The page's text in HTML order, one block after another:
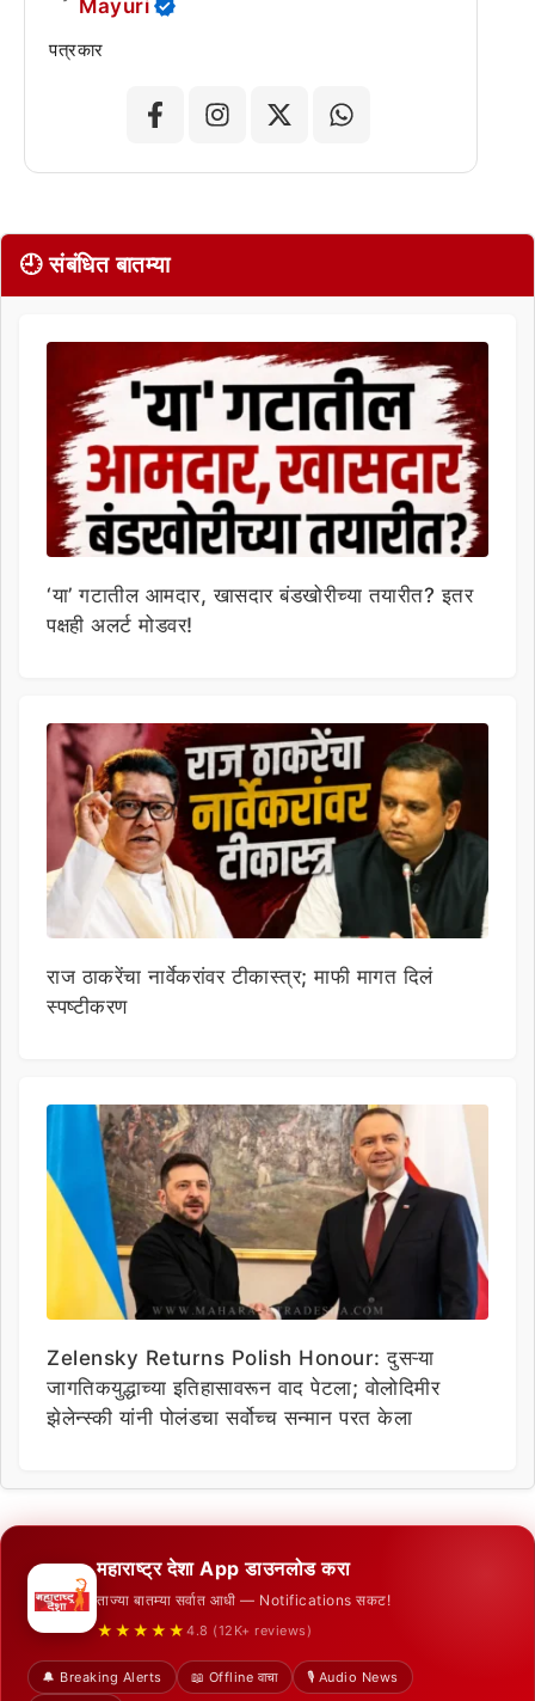
Mayuri
पत्रकार
🕘 संबंधित बातम्या
‘या’ गटातील आमदार, खासदार बंडखोरीच्या तयारीत? इतर
पक्षही अलर्ट मोडवर!
राज ठाकरेंचा नार्वेकरांवर टीकास्त्र; माफी मागत दिलं
स्पष्टीकरण
Zelensky Returns Polish Honour: दुसऱ्या
जागतिकयुद्धाच्या इतिहासावरून वाद पेटला; वोलोदिमीर
झेलेन्स्की यांनी पोलंडचा सर्वोच्च सन्मान परत केला
महाराष्ट्र देशा App डाउनलोड करा
ताज्या बातम्या सर्वात आधी — Notifications सकट!
★★★★★ 4.8 (12K+ reviews)
🔔 Breaking Alerts 📖 Offline वाचा
🎙️ Audio News